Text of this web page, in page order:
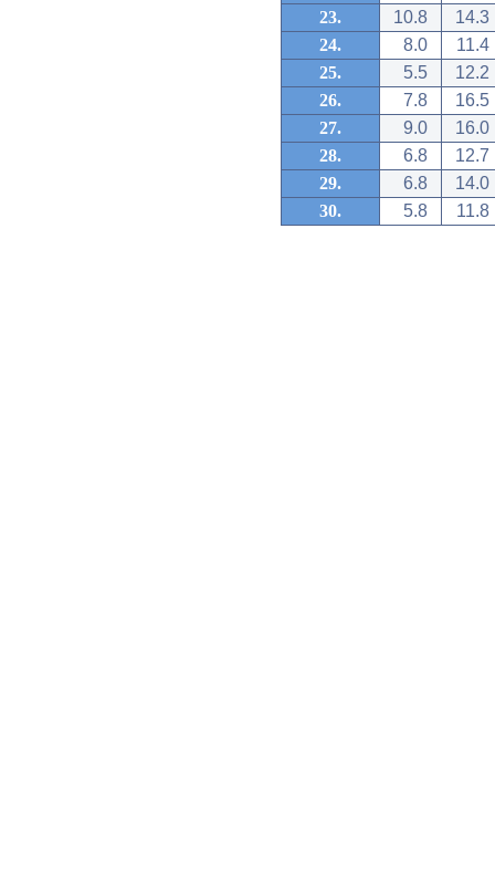
23.
10.8
14.3
24.
8.0
11.4
25.
5.5
12.2
26.
7.8
16.5
27.
9.0
16.0
28.
6.8
12.7
29.
6.8
14.0
30.
5.8 11.8